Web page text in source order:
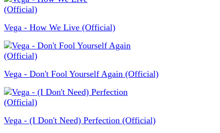
Vega - How We Live (Official)
Vega - Don't Fool Yourself Again (Official)
Vega - (I Don't Need) Perfection (Official)